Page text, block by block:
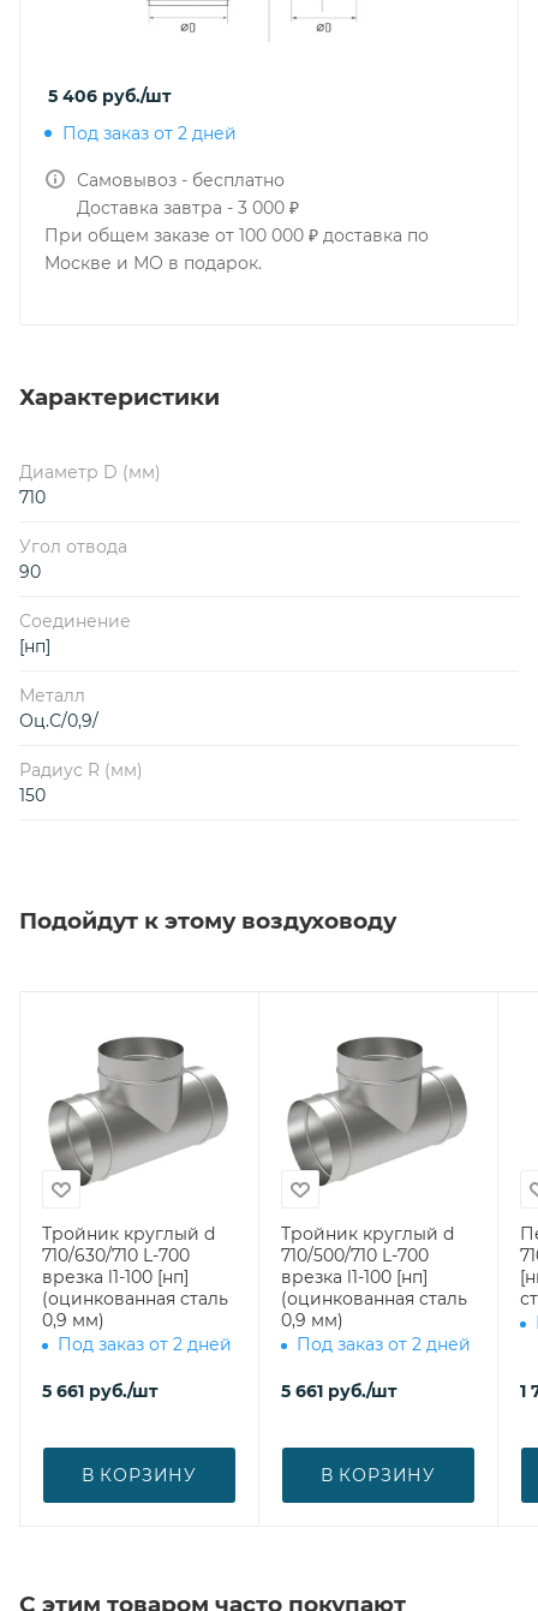
5 406 руб./шт
Под заказ от 2 дней
Самовывоз - бесплатно
Доставка завтра - 3 000 ₽
При общем заказе от 100 000 ₽ доставка по
Москве и МО в подарок.
Характеристики
Диаметр D (мм)
710
Угол отвода
90
Соединение
[нп]
Металл
Оц.С/0,9/
Радиус R (мм)
150
Подойдут к этому воздуховоду
Тройник круглый d
710/630/710 L-700
врезка l1-100 [нп]
(оцинкованная сталь
0,9 мм)
Под заказ от 2 дней
5 661 руб./шт
В КОРЗИНУ
Тройник круглый d
710/500/710 L-700
врезка l1-100 [нп]
(оцинкованная сталь
0,9 мм)
Под заказ от 2 дней
5 661 руб./шт
В КОРЗИНУ
1
С этим товаром часто покупают